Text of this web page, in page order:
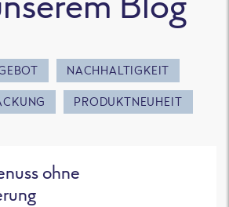
NACHHALTIGKEIT
PRODUKTNEUHEIT
ohne